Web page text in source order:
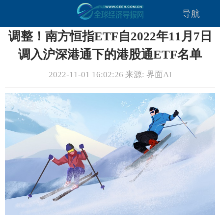
导航
调整！南方恒指ETF自2022年11月7日
调入沪深港通下的港股通ETF名单
2022-11-01 16:02:26 来源: 界面AI